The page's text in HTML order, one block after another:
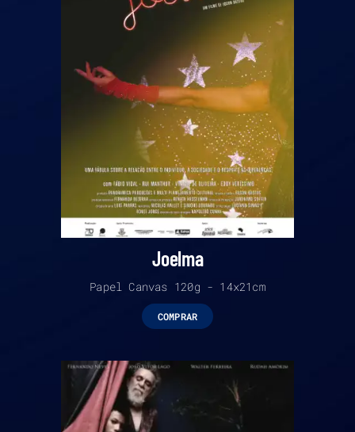
Joelma
Papel Canvas 120g - 14x21cm
COMPRAR